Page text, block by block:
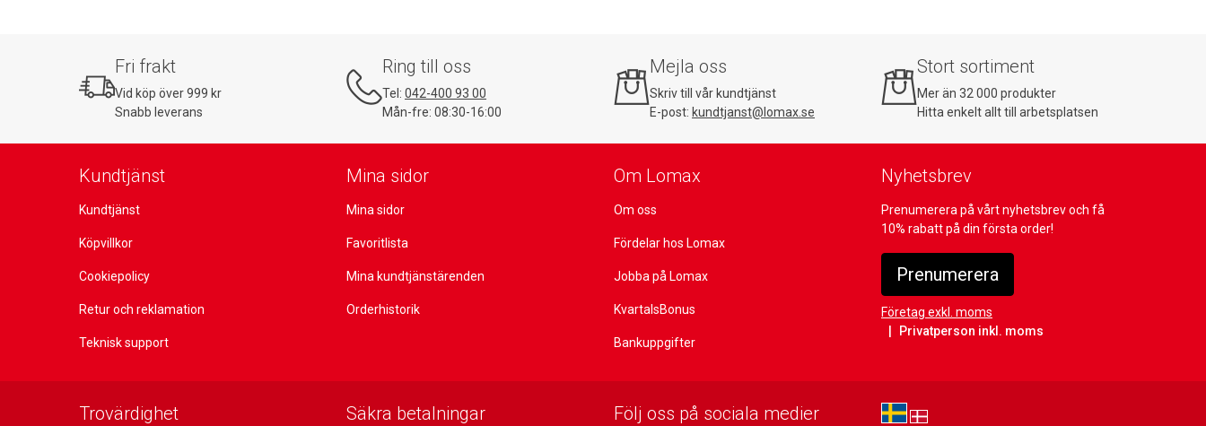
Fri frakt
Vid köp över 999 kr
Snabb leverans
Ring till oss
Tel: 042-400 93 00
Mån-fre: 08:30-16:00
Mejla oss
Skriv till vår kundtjänst
E-post: kundtjanst@lomax.se
Stort sortiment
Mer än 32 000 produkter
Hitta enkelt allt till arbetsplatsen
Kundtjänst
Kundtjänst
Köpvillkor
Cookiepolicy
Retur och reklamation
Teknisk support
Mina sidor
Mina sidor
Favoritlista
Mina kundtjänstärenden
Orderhistorik
Om Lomax
Om oss
Fördelar hos Lomax
Jobba på Lomax
KvartalsBonus
Bankuppgifter
Nyhetsbrev
Prenumerera på vårt nyhetsbrev och få
10% rabatt på din första order!
Prenumerera
Företag exkl. moms
Privatperson inkl. moms
Trovärdighet Säkra betalningar Följ oss på sociala medier sv-SE
da-DK